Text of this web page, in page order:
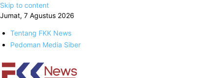
Skip to content
Jumat, 7 Agustus 2026
Tentang FKK News
Pedoman Media Siber